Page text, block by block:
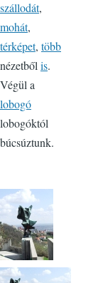
szállodát,
mohát,
térképet, több
nézetbőlis.
Végül a
lobogó
lobogóktól
búcsúztunk.